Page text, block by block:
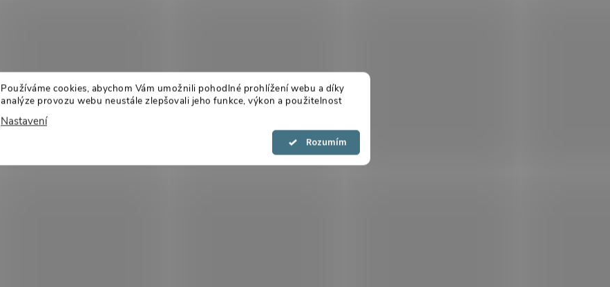
Používáme cookies, abychom Vám umožnili pohodlné prohlížení webu a díky
analýze provozu webu neustále zlepšovali jeho funkce, výkon a použitelnost
Nastavení
Souhlasím